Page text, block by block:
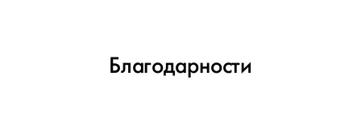
Благодарности